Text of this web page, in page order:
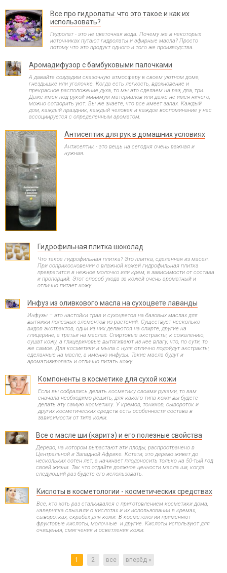
Все про гидролаты: что это такое и как их
использовать?
Гидролат - это не цветочная вода. Почему же в некоторых
источниках путают гидролаты и эфирные масла? Просто
потому что это продукт одного и того же производства.
Аромадифузор с бамбуковыми палочками
А давайте создадим сказочную атмосферу в своем уютном доме,
гнездышке или уголочке. Когда есть легкость, вдохновение и
прекрасное расположение духа, то мы это сделаем на раз, два, три.
Даже имея под рукой минимум материалов или даже не имея ничего,
можно сотворить уют. Вы же знаете, что все имеет запах. Каждый
дом, каждый праздник, каждый человек и каждое воспоминание у нас
ассоциируется с определенным ароматом.
Антисептик для рук в домашних условиях
Антисептик - это вещь на сегодня очень важная и
нужная.
Гидрофильная плитка шоколад
Что такое гидрофильная плитка? Это плитка, сделанная из масел.
При соприкосновении с влажной кожей гидрофильная плитка
превратится в нежное молочко или крем, в зависимости от состава
и пропорций. Этот способ ухода за кожей очень ароматный и
отлично питает кожу.
Инфуз из оливкового масла на сухоцвете лаванды
Инфузы – это настойки трав и сухоцветов на базовых маслах для
вытяжки полезных элементов из растений. Существует несколько
видов экстрактов, одни из них делаются на спирте, другие на
глицерине, а третьи на маслах. Спиртовые экстракты, к сожалению,
сушат кожу, а глицериновые вытягивают из нее влагу, что, по сути, то
же самое. Для косметики и мыла с нуля отлично подойдут экстракты,
сделанные на масле, а именно инфузы. Такие масла будут и
ароматизировать и отлично питать кожу.
Компоненты в косметике для сухой кожи
Если вы собрались делать косметику своими руками, то вам
сначала необходимо решить, для какого типа кожи вы будете
делать эту самую косметику. У кремов, тоников, сывороток и
других косметических средств есть особенности состава в
зависимости от типа кожи.
Все о масле ши (каритэ) и его полезные свойства
Дерево, на котором вырастают эти плоды, распространено в
Центральной и Западной Африке. Кстати, это дерево живет до
нескольких сотен лет, а начинает плодоносить только на 50-тый год
своей жизни. Так что отдайте должное ценности масла ши, когда
следующий раз будете его использовать.
Кислоты в косметологии - косметических средствах
Все, кто хоть раз сталкивался с приготовлением косметики дома,
наверняка слышали о кислотах и их использовании в кремах,
сыворотках, скрабах для кожи. В косметологии применяют
фруктовые кислоты, молочные и другие. Кислоты используют для
очищения, смягчения и осветления кожи.
1 2 все вперёд »